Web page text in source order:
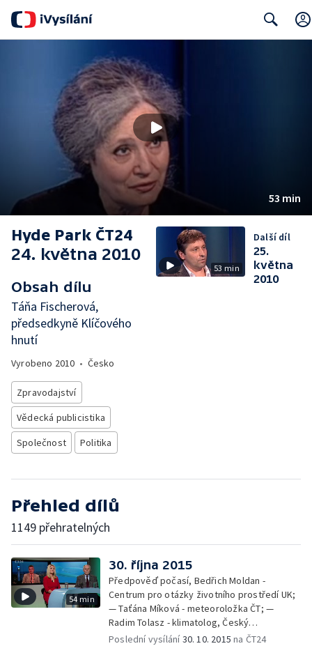
53 min
Hyde Park ČT24
24. května 2010
Obsah dílu
Táňa Fischerová,
předsedkyně Klíčového
hnutí
Vyrobeno 2010 • Česko
Zpravodajství
Vědecká publicistika
Společnost
Politika
53 min
Další díl
25.
května
2010
Přehled dílů
1149 přehratelných
54 min
30. října 2015
Předpověď počasí, Bedřich Moldan -
Centrum pro otázky životního prostředí UK;
— Taťána Míková - meteoroložka ČT; —
Radim Tolasz - klimatolog, Český
hydrometeorologický ústav
Poslední vysílání30. 10. 2015 na ČT24